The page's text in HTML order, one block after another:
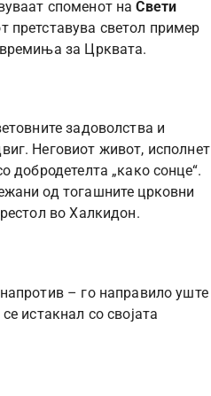
споменот наСвети
претставува светол пример
времиња за Црквата.
задоволства и
Неговиот живот, исполнет
добродетелта „како сонце“.
од тогашните црковни
во Халкидон.
– го направило уште
истакнал со својата